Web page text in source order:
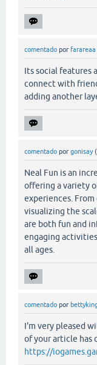
comentado por farareaa
Its social features
connect with
adding another
comentado por gonisay (
Neal Fun is an
offering a variety
experiences.
visualizing the
are both fun and
engaging
all ages.
comentado por
I'm very pleased
of your article has
https://